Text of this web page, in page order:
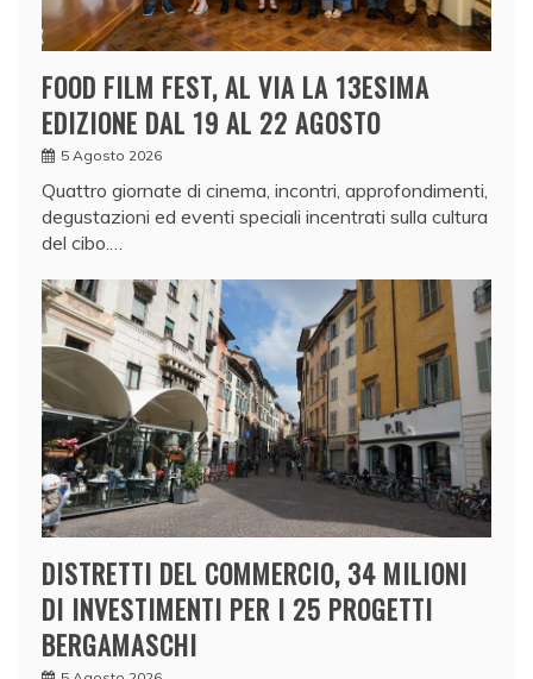
FOOD FILM FEST, AL VIA LA 13ESIMA
EDIZIONE DAL 19 AL 22 AGOSTO
5 Agosto 2026
Quattro giornate di cinema, incontri, approfondimenti,
degustazioni ed eventi speciali incentrati sulla cultura
del cibo.…
DISTRETTI DEL COMMERCIO, 34 MILIONI
DI INVESTIMENTI PER I 25 PROGETTI
BERGAMASCHI